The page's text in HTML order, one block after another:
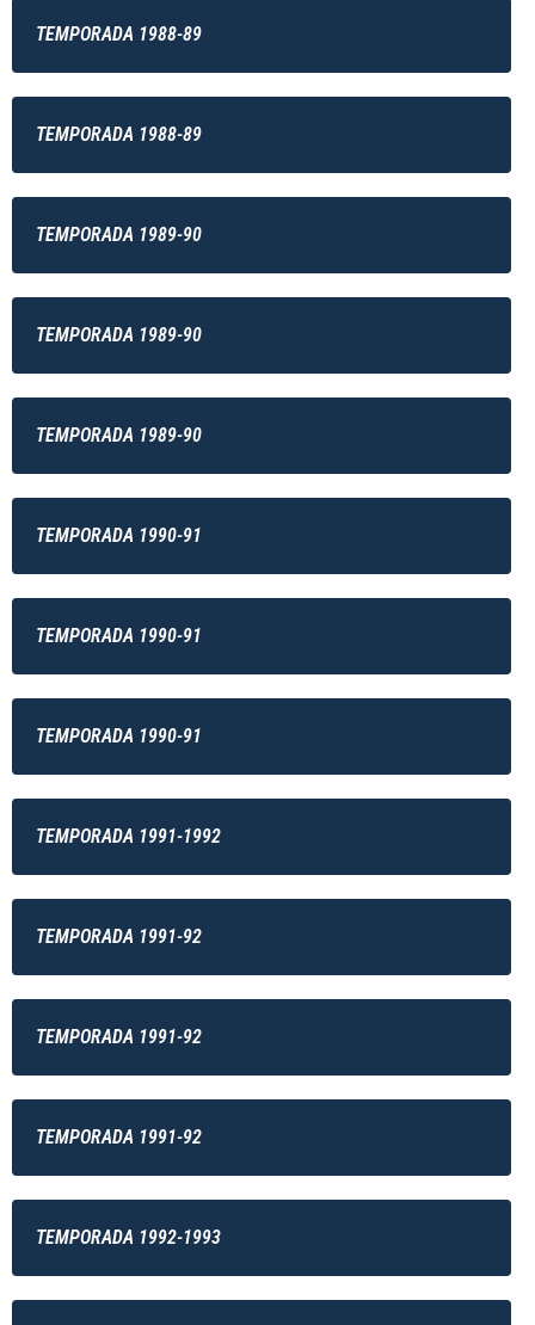
TEMPORADA 1988-89
TEMPORADA 1988-89
TEMPORADA 1989-90
TEMPORADA 1989-90
TEMPORADA 1989-90
TEMPORADA 1990-91
TEMPORADA 1990-91
TEMPORADA 1990-91
TEMPORADA 1991-1992
TEMPORADA 1991-92
TEMPORADA 1991-92
TEMPORADA 1991-92
TEMPORADA 1992-1993